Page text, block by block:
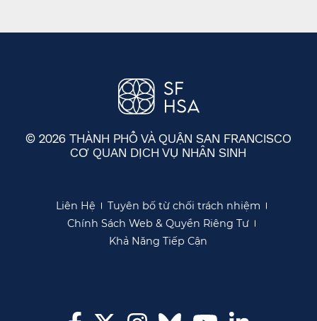
© 2026 THÀNH PHỐ VÀ QUẬN SAN FRANCISCO
CƠ QUAN DỊCH VỤ NHÂN SINH
Liên Hệ​​
Tuyên bố từ chối trách nhiệm​​
Chính Sách Web & Quyền Riêng Tư​​
Khả Năng Tiếp Cận​​